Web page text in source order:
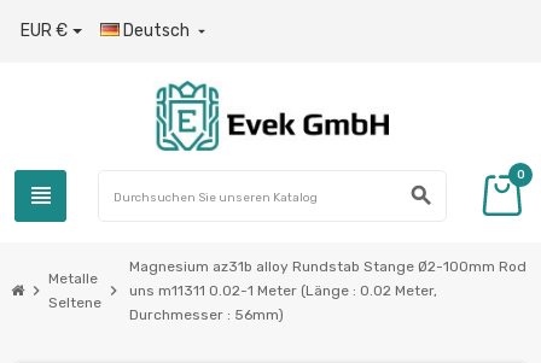
EUR € Deutsch 
view_headline search
0
chevron_right
Metalle
Seltene
chevron_right
Magnesium az31b alloy Rundstab Stange Ø2-100mm Rod
uns m11311 0.02-1 Meter (Länge : 0.02 Meter,
Durchmesser : 56mm)